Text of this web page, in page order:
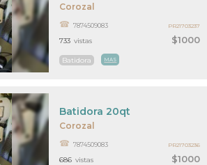
Corozal
$1000
7874509083
Batidora MAS
733 vistas
PR21703237
Corozal
$1000
Batidora 20qt
7874509083
686 vistas
PR21703236